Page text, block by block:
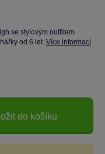
se stylovým outfitem
od 6 let. Více informací
do košíku